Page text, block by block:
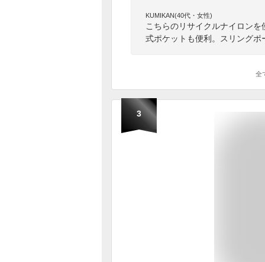
KUMIKAN(40代・女性)
こちらのリサイクルナイロン
式ポケットも便利。スリング
全
3